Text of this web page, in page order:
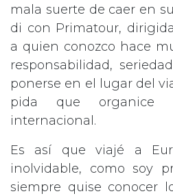
mala suerte de caer en
di con Primatour,
a quien conozco hace
responsabilidad,
ponerse en el lugar del
pida que organice
internacional.
Es así que viajé a
inolvidable, como soy
siempre quise conocer